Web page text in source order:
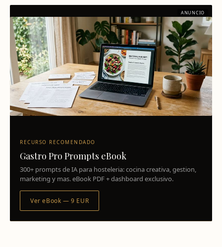
ANUNCIO
RECURSO RECOMENDADO
Gastro Pro Prompts eBook
300+ prompts de IA para hosteleria: cocina creativa, gestion,
marketing y mas. eBook PDF + dashboard exclusivo.
Ver eBook — 9 EUR